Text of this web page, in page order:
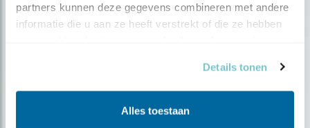
partners kunnen deze gegevens combineren met andere
informatie die u aan ze heeft verstrekt of die ze hebben
Details tonen
Alles toestaan